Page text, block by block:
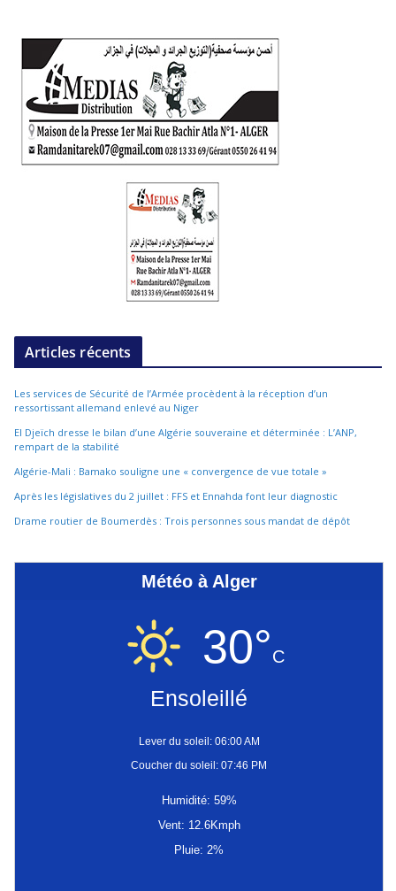
Articles récents
Les services de Sécurité de l’Armée procèdent à la réception d’un
ressortissant allemand enlevé au Niger
El Djeïch dresse le bilan d’une Algérie souveraine et déterminée : L’ANP,
rempart de la stabilité
Algérie-Mali : Bamako souligne une « convergence de vue totale »
Après les législatives du 2 juillet : FFS et Ennahda font leur diagnostic
Drame routier de Boumerdès : Trois personnes sous mandat de dépôt
Météo à Alger
30°C
Ensoleillé
Lever du soleil: 06:00 AM
Coucher du soleil: 07:46 PM
Humidité: 59%
Vent: 12.6Kmph
Pluie: 2%